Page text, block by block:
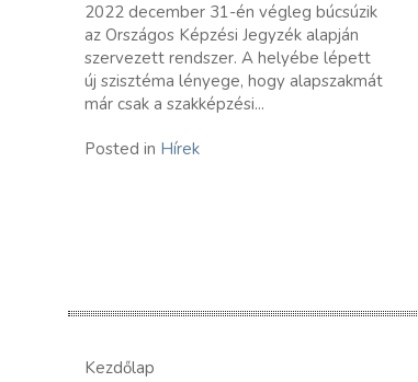
2022 december 31-én végleg búcsúzik
az Országos Képzési Jegyzék alapján
szervezett rendszer. A helyébe lépett
új szisztéma lényege, hogy alapszakmát
már csak a szakképzési...
Posted in Hírek
Kezdőlap